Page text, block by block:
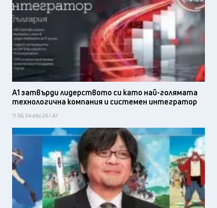
А1 затвърди лидерството си като най-голямата
технологична компания и системен интегратор
11:56, 04 авг 26 / А1